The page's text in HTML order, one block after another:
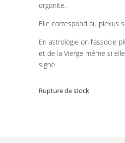
orgonite.
Elle correspond au plexus
En astrologie on l’associe
et de la Vierge même si
signe.
Rupture de stock